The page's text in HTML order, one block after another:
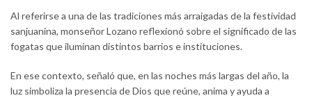
Al referirse a una de las tradiciones más arraigadas de la festividad
sanjuanina, monseñor Lozano reflexionó sobre el significado de las
fogatas que iluminan distintos barrios e instituciones.
En ese contexto, señaló que, en las noches más largas del año, la
luz simboliza la presencia de Dios que reúne, anima y ayuda a